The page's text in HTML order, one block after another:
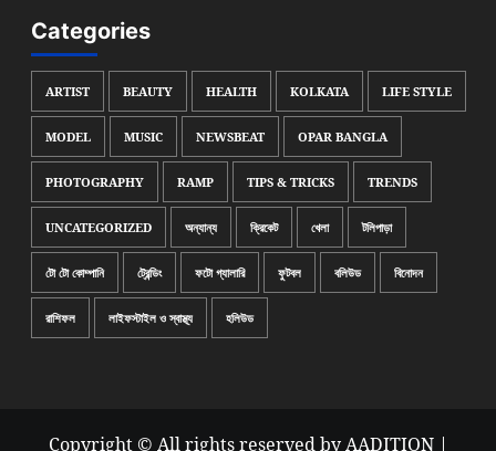
Categories
ARTIST BEAUTY HEALTH KOLKATA LIFE STYLE
MODEL MUSIC NEWSBEAT OPAR BANGLA
PHOTOGRAPHY RAMP TIPS & TRICKS TRENDS
UNCATEGORIZED অন্যান্য ক্রিকেট খেলা টলিপাড়া
টো টো কোম্পানি ট্রেন্ডিং ফটো গ্যালারি ফুটবল বলিউড বিনোদন
রাশিফল লাইফস্টাইল ও স্বাস্থ্য হলিউড
Copyright © All rights reserved by AADITION |